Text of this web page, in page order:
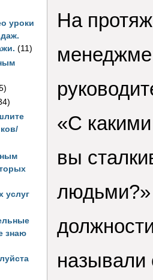
уроки
(11)
услуг
знаю
На
«С
вы
людьми?»
называли